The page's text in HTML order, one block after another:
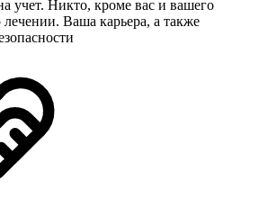
учет. Никто, кроме вас и вашего
лечении. Ваша карьера, а также